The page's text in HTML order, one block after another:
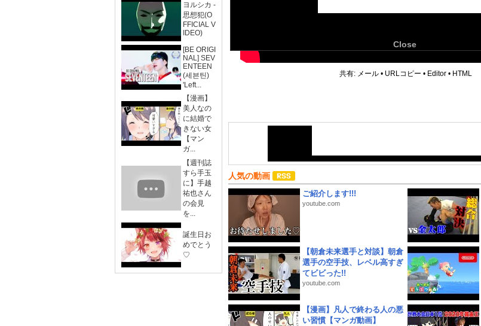
ヨルシカ -
思想犯(O
FFICIAL V
IDEO)
[BE ORIGI
NAL] SEV
ENTEEN
(세븐틴)
'Left...
【漫画】
美人なの
に結婚で
きない女
【マン
ガ...
【週刊誌
すら手玉
に】手越
祐也さん
の会見
を...
誕生日お
めでとう
♡
Close
共有: メール • URLコピー • Editor • HTML
人気の動画
ご紹介します!!!
youtube.com
【朝倉未来選手と対談】朝倉
選手の空手技、レベル高すぎ
てビビった!!
youtube.com
【漫画】凡人で終わる人の悪
い習慣【マンガ動画】